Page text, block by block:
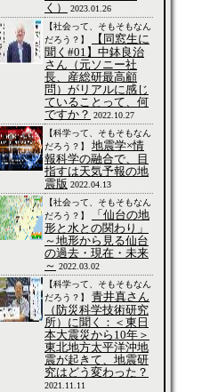
く）
2023.01.26
【社会って、そもそもなん
だろう？】
【同窓生に
聞く#01】中鉢良治
さん（元ソニー社
長、産総研最高顧
問）がリアルに感じ
ていることって、何
ですか？ 2022.10.27
【科学って、そもそもなん
だろう？】 地震学×情
報科学の融合で、目
指すは天気予報の地
震版 2022.04.13
【社会って、そもそもなん
だろう？】
「仙台の地
形と水との関わり」
～地形から見る仙台
の過去・現在・未来
～ 2022.03.02
【科学って、そもそもなん
だろう？】 青井真さん
（防災科学技術研究
所）に聞く：＜東日
本大震災から10年＞
東北地方太平洋沖地
震が起きて、地震研
究はどう変わった？
2021.11.11